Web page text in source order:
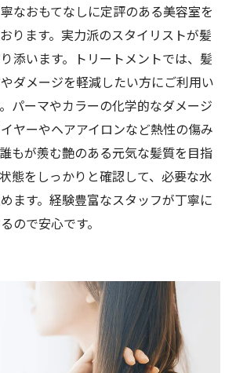
なおもてなしに定評のある美容室を
ります。実力派のスタイリストが髪
添います。トリートメントでは、髪
ダメージを軽減したい方にご利用い
パーマやカラーの化学的なダメージ
ヤーやヘアアイロンなど熱性の傷み
もが羨む艶のある元気な髪質を目指
態をしっかりと確認して、必要な水
ます。経験豊富なスタッフが丁寧に
ので安心です。